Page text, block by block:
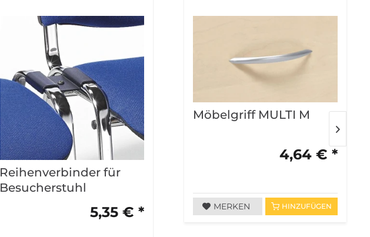
Reihenverbinder für
Besucherstuhl
5,35 € *
Möbelgriff MULTI M
4,64 € *
MERKEN HINZUFÜGEN